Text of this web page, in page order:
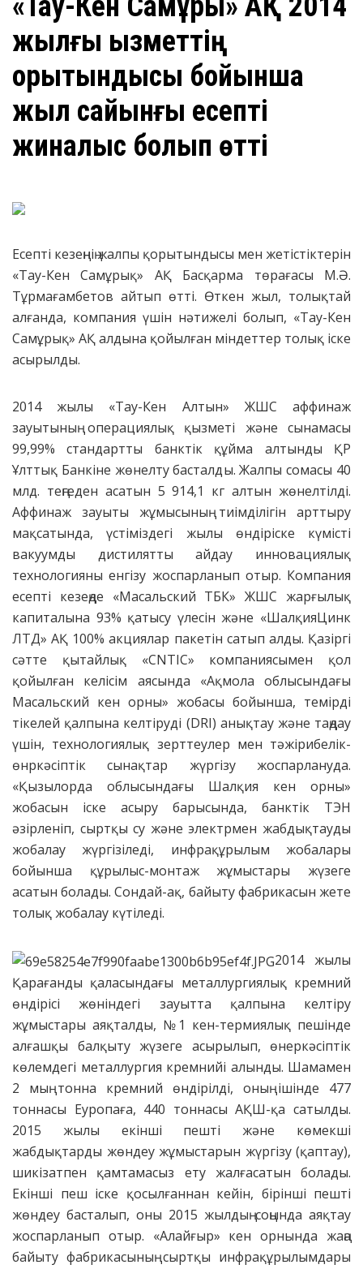
жылғы қызметтің
қорытындысы бойынша
жыл сайынғы есепті
жиналыс болып өтті
Есепті кезеңнің жалпы қорытындысы мен жетістіктерін
«Тау-Кен Самұрық» АҚ Басқарма төрағасы М.Ә.
Тұрмағамбетов айтып өтті. Өткен жыл, толықтай
алғанда, компания үшін нәтижелі болып, «Тау-Кен
Самұрық» АҚ алдына қойылған міндеттер толық іске
асырылды.
2014 жылы «Тау-Кен Алтын» ЖШС аффинаж
зауытының операциялық қызметі және сынамасы
99,99% стандартты банктік құйма алтынды ҚР
Ұлттық Банкіне жөнелту басталды. Жалпы сомасы 40
млд. теңгеден асатын 5 914,1 кг алтын жөнелтілді.
Аффинаж зауыты жұмысының тиімділігін арттыру
мақсатында, үстіміздегі жылы өндіріске күмісті
вакуумды дистилятты айдау инновациялық
технологияны енгізу жоспарланып отыр. Компания
есепті кезеңде «Масальский ТБК» ЖШС жарғылық
капиталына 93% қатысу үлесін және «ШалқияЦинк
ЛТД» АҚ 100% акциялар пакетін сатып алды. Қазіргі
сәтте қытайлық «CNTIC» компаниясымен қол
қойылған келісім аясында «Ақмола облысындағы
Масальский кен орны» жобасы бойынша, темірді
тікелей қалпына келтіруді (DRI) анықтау және таңдау
үшін, технологиялық зерттеулер мен тәжірибелік-
өнркәсіптік сынақтар жүргізу жоспарлануда.
«Қызылорда облысындағы Шалқия кен орны»
жобасын іске асыру барысында, банктік ТЭН
әзірленіп, сыртқы су және электрмен жабдықтауды
жобалау жүргізіледі, инфрақұрылым жобалары
бойынша құрылыс-монтаж жұмыстары жүзеге
асатын болады. Сондай-ақ, байыту фабрикасын жете
толық жобалау күтіледі.
2014 жылы
Қарағанды қаласындағы металлургиялық кремний
өндірісі жөніндегі зауытта қалпына келтіру
жұмыстары аяқталды, №1 кен-термиялық пешінде
алғашқы балқыту жүзеге асырылып, өнеркәсіптік
көлемдегі металлургия кремнийі алынды. Шамамен
2 мың тонна кремний өндірілді, оның ішінде 477
тоннасы Еуропаға, 440 тоннасы АҚШ-қа сатылды.
2015 жылы екінші пешті және көмекші
жабдықтарды жөндеу жұмыстарын жүргізу (қаптау),
шикізатпен қамтамасыз ету жалғасатын болады.
Екінші пеш іске қосылғаннан кейін, бірінші пешті
жөндеу басталып, оны 2015 жылдың соңында аяқтау
жоспарланып отыр. «Алайғыр» кен орнында жаңа
байыту фабрикасының сыртқы инфрақұрылымдары